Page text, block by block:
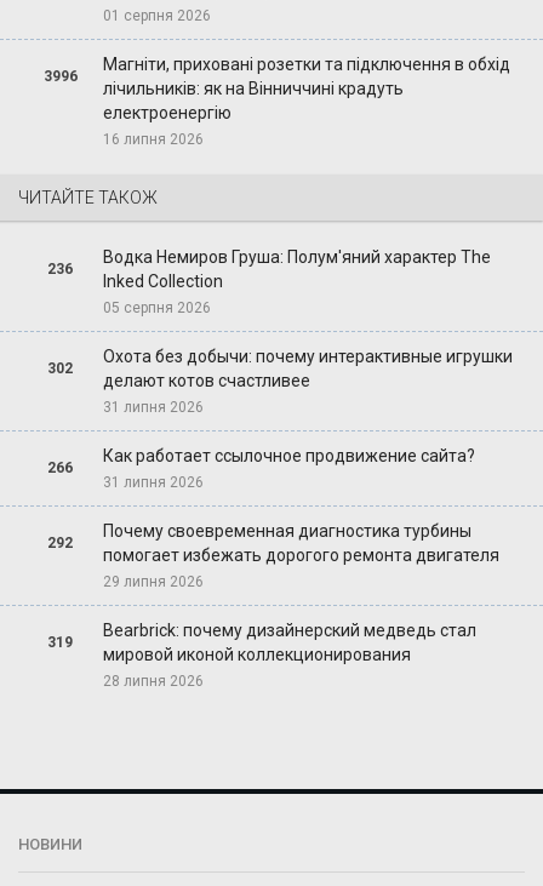
01 серпня 2026
3996
Магніти, приховані розетки та підключення в обхід
лічильників: як на Вінниччині крадуть
електроенергію
16 липня 2026
ЧИТАЙТЕ ТАКОЖ
236
Водка Немиров Груша: Полум'яний характер The
Inked Collection
05 серпня 2026
302
Охота без добычи: почему интерактивные игрушки
делают котов счастливее
31 липня 2026
266
Как работает ссылочное продвижение сайта?
31 липня 2026
292
Почему своевременная диагностика турбины
помогает избежать дорогого ремонта двигателя
29 липня 2026
319
Bearbrick: почему дизайнерский медведь стал
мировой иконой коллекционирования
28 липня 2026
НОВИНИ